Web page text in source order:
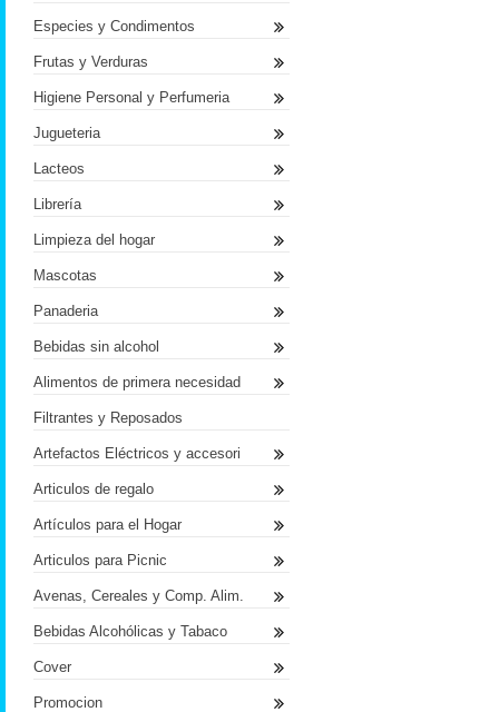
Especies y Condimentos
Frutas y Verduras
Higiene Personal y Perfumeria
Jugueteria
Lacteos
Librería
Limpieza del hogar
Mascotas
Panaderia
Bebidas sin alcohol
Alimentos de primera necesidad
Filtrantes y Reposados
Artefactos Eléctricos y accesori
Articulos de regalo
Artículos para el Hogar
Articulos para Picnic
Avenas, Cereales y Comp. Alim.
Bebidas Alcohólicas y Tabaco
Cover
Promocion